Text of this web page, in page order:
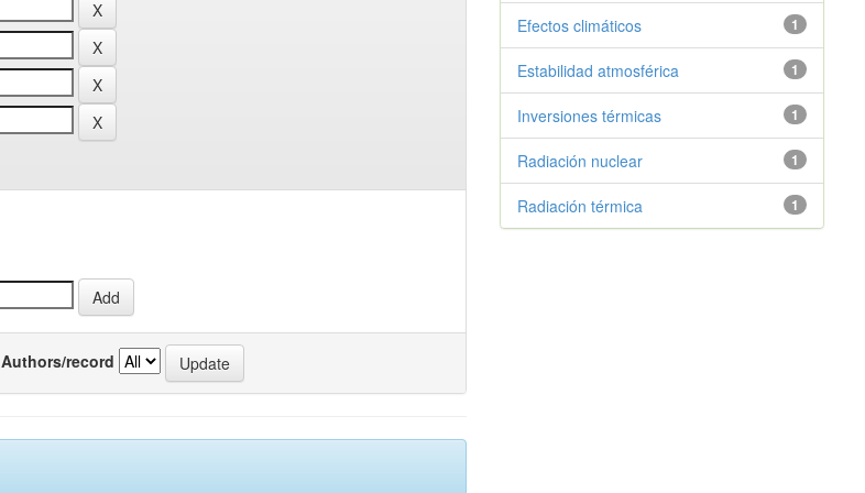
Authors/record
1
Efectos climáticos
1
Estabilidad atmosférica
1
Inversiones térmicas
1
Radiación nuclear
1
Radiación térmica